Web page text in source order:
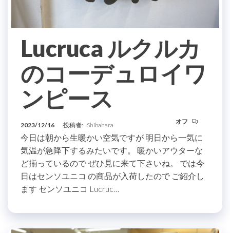
Lucruca ルクルカ
のコーデュロイワ
ンピース
2023/12/16 投稿者: Shibahara オフ
今日は朝から生暖かい空気ですが 明日から一気に
気温が急降下するみたいです。 暖かいアウターな
ど揃っているので ぜひ見に来て下さいね。 では今
日はセンソユニコ の商品が入荷したので ご紹介し
ます センソユニコ Lucruc…